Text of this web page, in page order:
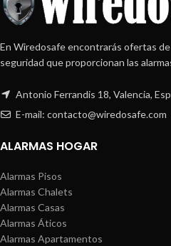
En Wiredosafe encontrarás ofertas
seguridad que proporcionan las
Antonio Ferrandis 18, Valencia,
E-mail: contacto@wiredosafe.com
ALARMAS HOGAR
Alarmas Pisos
Alarmas Chalets
Alarmas Casas
Alarmas Áticos
Alarmas Apartamentos